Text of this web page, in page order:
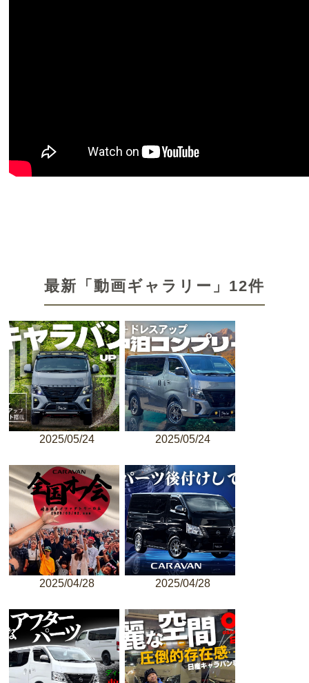
最新「動画ギャラリー」12件
2025/05/24 2025/05/24
2025/04/28 2025/04/28